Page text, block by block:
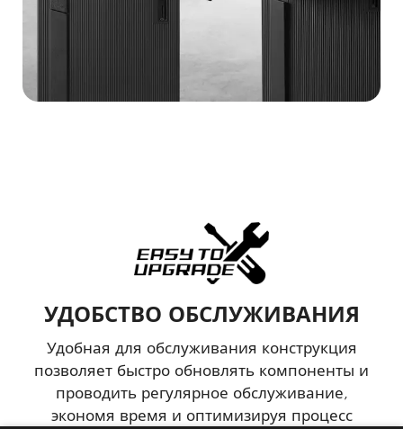
УДОБСТВО ОБСЛУЖИВАНИЯ
Удобная для обслуживания конструкция
позволяет быстро обновлять компоненты и
проводить регулярное обслуживание,
экономя время и оптимизируя процесс